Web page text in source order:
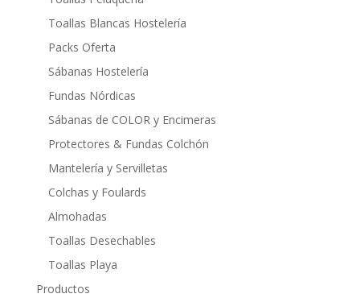
Toallas Blancas Hostelería
Packs Oferta
Sábanas Hostelería
Fundas Nórdicas
Sábanas de COLOR y Encimeras
Protectores & Fundas Colchón
Mantelería y Servilletas
Colchas y Foulards
Almohadas
Toallas Desechables
Toallas Playa
Productos